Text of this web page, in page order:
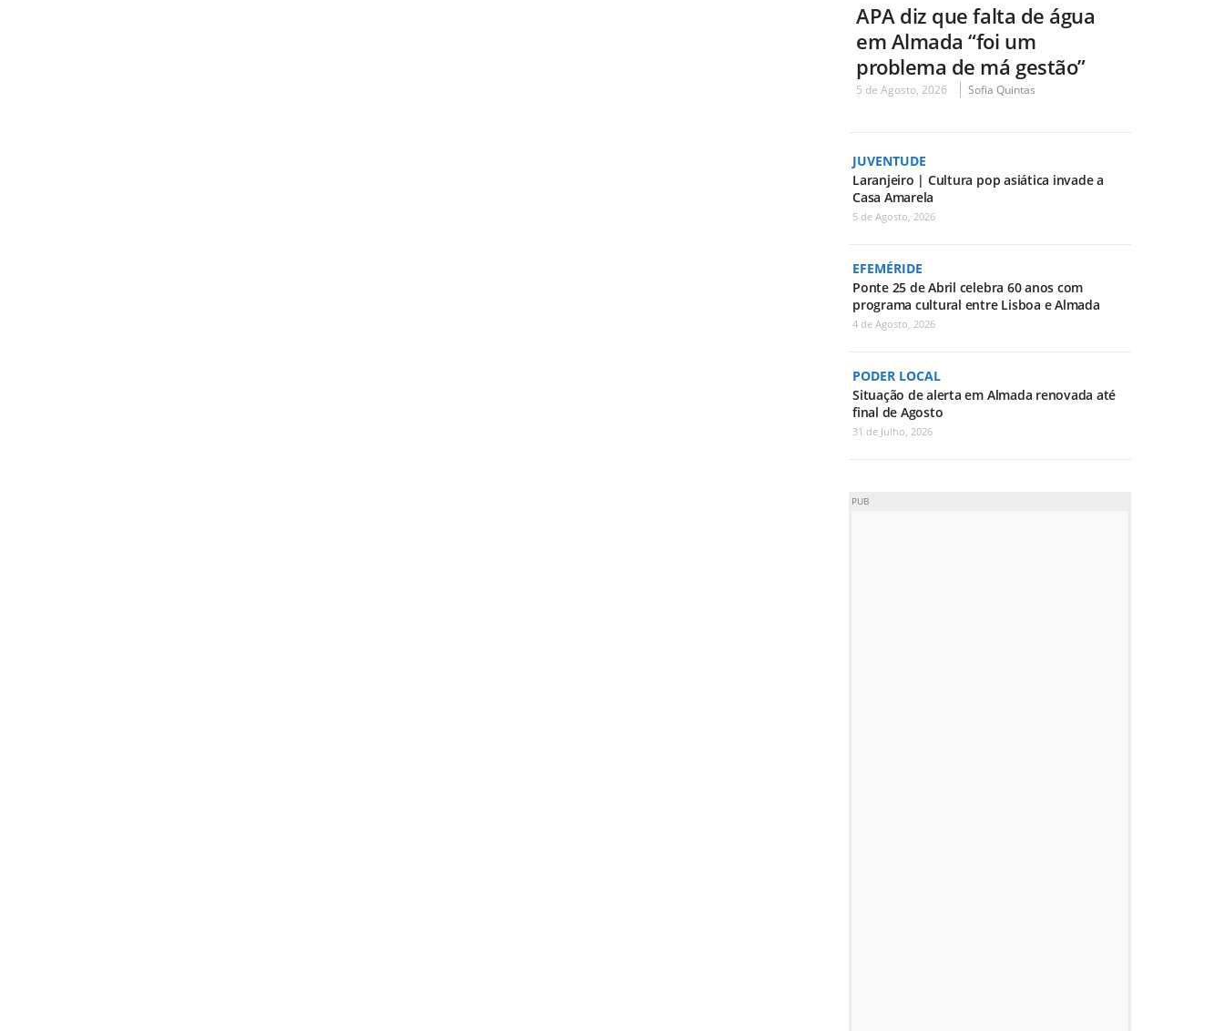
APA diz que falta de água
em Almada “foi um
problema de má gestão”
5 de Agosto, 2026 Sofia Quintas
JUVENTUDE
Laranjeiro | Cultura pop asiática invade a
Casa Amarela
5 de Agosto, 2026
EFEMÉRIDE
Ponte 25 de Abril celebra 60 anos com
programa cultural entre Lisboa e Almada
4 de Agosto, 2026
PODER LOCAL
Situação de alerta em Almada renovada até
final de Agosto
31 de Julho, 2026
PUB